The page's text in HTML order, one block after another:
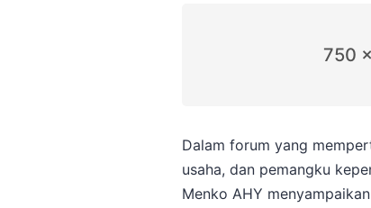
750
Dalam forum yang
usaha, dan pemangku
Menko AHY